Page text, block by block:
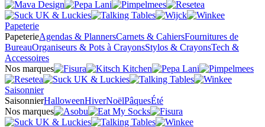
Papeterie
PapeterieAgendas & PlannersCarnets & CahiersFournitures de
BureauOrganiseurs & Pots à CrayonsStylos & CrayonsTech &
Accessoires
Nos marques
Saisonnier
SaisonnierHalloweenHiverNoëlPâquesÉté
Nos marques